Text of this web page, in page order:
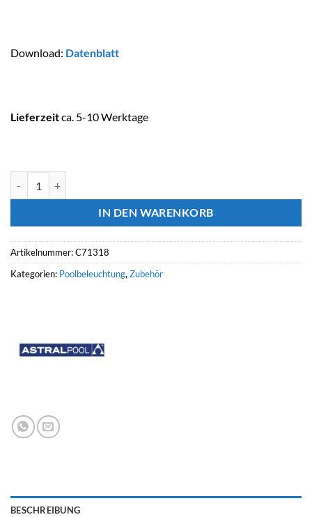
Download: Datenblatt
Lieferzeitca. 5-10 Werktage
IN DEN WARENKORB
Artikelnummer:C71318
Kategorien: Poolbeleuchtung, Zubehör
BESCHREIBUNG